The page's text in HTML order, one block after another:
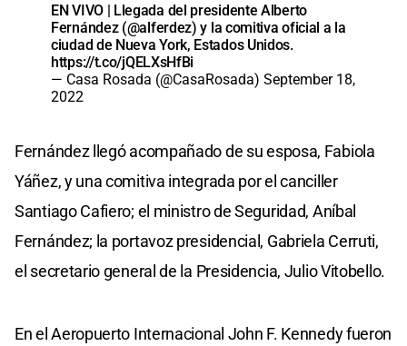
EN VIVO | Llegada del presidente Alberto
Fernández (@alferdez) y la comitiva oficial a la
ciudad de Nueva York, Estados Unidos.
https://t.co/jQELXsHfBi
— Casa Rosada (@CasaRosada) September 18,
2022
Fernández llegó acompañado de su esposa, Fabiola
Yáñez, y una comitiva integrada por el canciller
Santiago Cafiero; el ministro de Seguridad, Aníbal
Fernández; la portavoz presidencial, Gabriela Cerruti,
el secretario general de la Presidencia, Julio Vitobello.
En el Aeropuerto Internacional John F. Kennedy fueron